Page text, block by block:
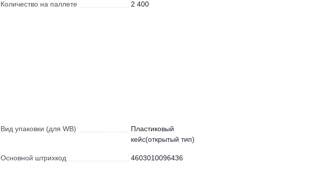
Количество на паллете 2 400
Вид упаковки (для WB)
Пластиковый
кейс(открытый тип)
Основной штрихкод 4603010096436